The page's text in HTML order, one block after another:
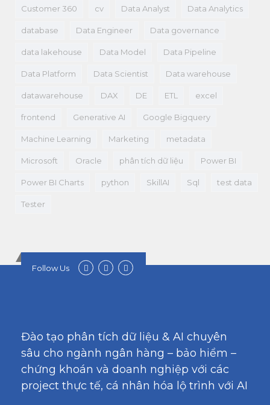
Customer 360 cv Data Analyst Data Analytics
database Data Engineer Data governance
data lakehouse Data Model Data Pipeline
Data Platform Data Scientist Data warehouse
datawarehouse DAX DE ETL excel
frontend Generative AI Google Bigquery
Machine Learning Marketing metadata
Microsoft Oracle phân tích dữ liệu Power BI
Power BI Charts python SkillAI Sql test data
Tester
Follow Us
Đào tạo phân tích dữ liệu & AI chuyên
sâu cho ngành ngân hàng – bảo hiểm –
chứng khoán và doanh nghiệp với các
project thực tế, cá nhân hóa lộ trình với AI